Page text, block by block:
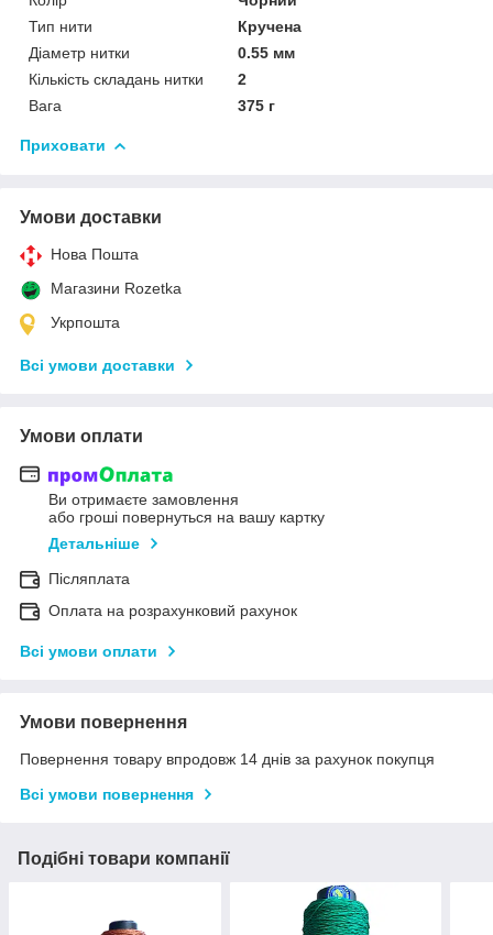
Тип нити
Кручена
Діаметр нитки
0.55 мм
Кількість складань нитки
2
Вага
375 г
Приховати
Умови доставки
Нова Пошта
Магазини Rozetka
Укрпошта
Всі умови доставки
Умови оплати
Ви отримаєте замовлення
або гроші повернуться на вашу картку
Детальніше
Післяплата
Оплата на розрахунковий рахунок
Всі умови оплати
Умови повернення
Повернення товару впродовж 14 днів за рахунок покупця
Всі умови повернення
Подібні товари компанії